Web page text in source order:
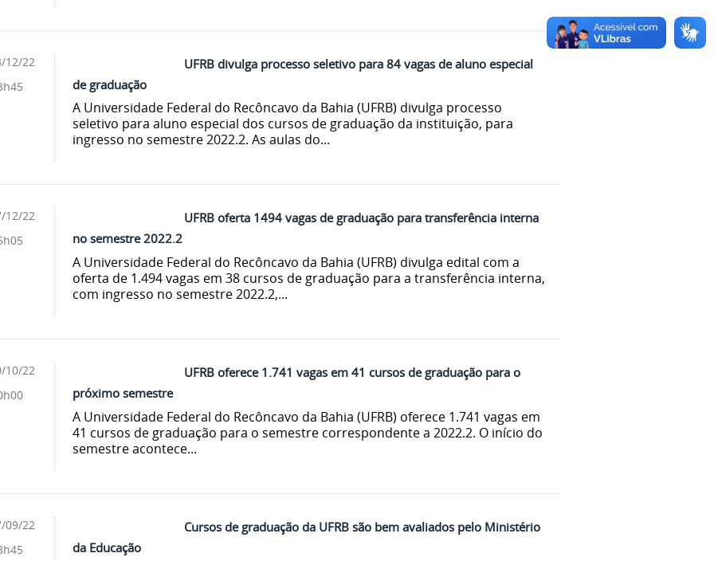
UFRB divulga processo seletivo para 84 vagas de aluno especial
de graduação
A Universidade Federal do Recôncavo da Bahia (UFRB) divulga processo
seletivo para aluno especial dos cursos de graduação da instituição, para
ingresso no semestre 2022.2. As aulas do...
12/22
UFRB oferta 1494 vagas de graduação para transferência interna
no semestre 2022.2
A Universidade Federal do Recôncavo da Bahia (UFRB) divulga edital com a
oferta de 1.494 vagas em 38 cursos de graduação para a transferência interna,
com ingresso no semestre 2022.2,...
12/22
UFRB oferece 1.741 vagas em 41 cursos de graduação para o
próximo semestre
A Universidade Federal do Recôncavo da Bahia (UFRB) oferece 1.741 vagas em
41 cursos de graduação para o semestre correspondente a 2022.2. O início do
semestre acontece...
10/22
Cursos de graduação da UFRB são bem avaliados pelo Ministério
da Educação
09/22